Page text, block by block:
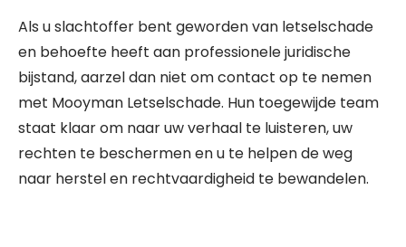
Als u slachtoffer bent geworden van letselschade
en behoefte heeft aan professionele juridische
bijstand, aarzel dan niet om contact op te nemen
met Mooyman Letselschade. Hun toegewijde team
staat klaar om naar uw verhaal te luisteren, uw
rechten te beschermen en u te helpen de weg
naar herstel en rechtvaardigheid te bewandelen.